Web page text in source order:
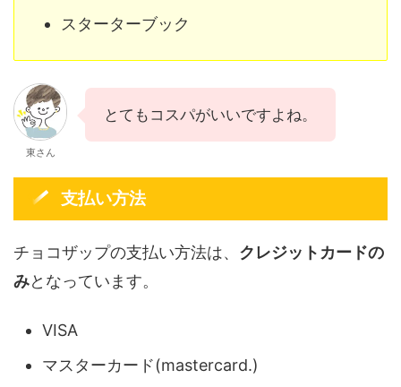
スターターブック
東さん
とてもコスパがいいですよね。
支払い方法
チョコザップの支払い方法は、 クレジットカードの
みとなっています。
VISA
マスターカード(mastercard.)